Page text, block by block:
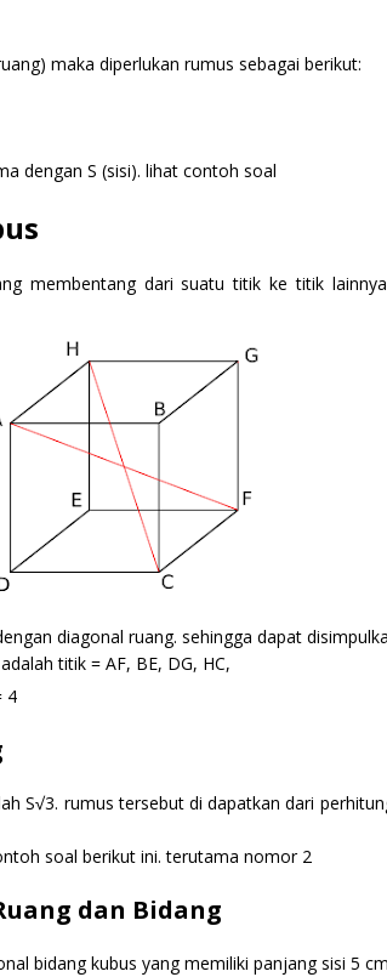
maka diperlukan rumus sebagai berikut:
dengan S (sisi). lihat contoh soal
membentang dari suatu titik ke titik
diagonal ruang. sehingga dapat
titik = AF, BE, DG, HC,
4
S√3. rumus tersebut di dapatkan dari
soal berikut ini. terutama nomor 2
dan Bidang
bidang kubus yang memiliki panjang sisi 5